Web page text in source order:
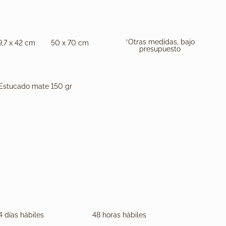
x 42 cm 50 x 70 cm
*Otras medidas, bajo
presupuesto
mate 150 gr
días hábiles 48 horas hábiles